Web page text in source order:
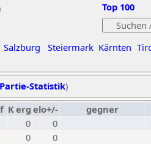
Salzburg Steiermark Kärnten
Top 100
Statistik)
f Kerg elo+/- gegner
0
0
0
0